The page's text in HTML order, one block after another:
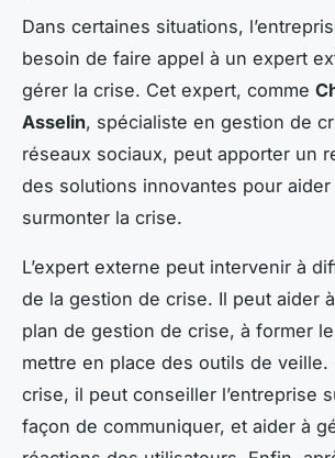
Dans certaines situations,
besoin de faire appel à un expert
gérer la crise. Cet expert, comme
Asselin, spécialiste en gestion de
réseaux sociaux, peut apporter un
des solutions innovantes pour aider
surmonter la crise.
L’expert externe peut intervenir à
de la gestion de crise. Il peut aider
plan de gestion de crise, à former
mettre en place des outils de veille.
crise, il peut conseiller l’entreprise
façon de communiquer, et aider à